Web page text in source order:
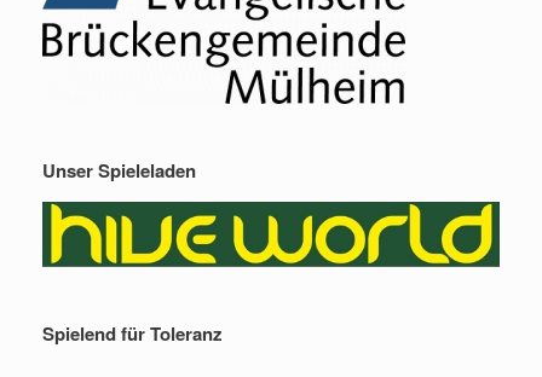
Unser Spieleladen
Spielend für Toleranz